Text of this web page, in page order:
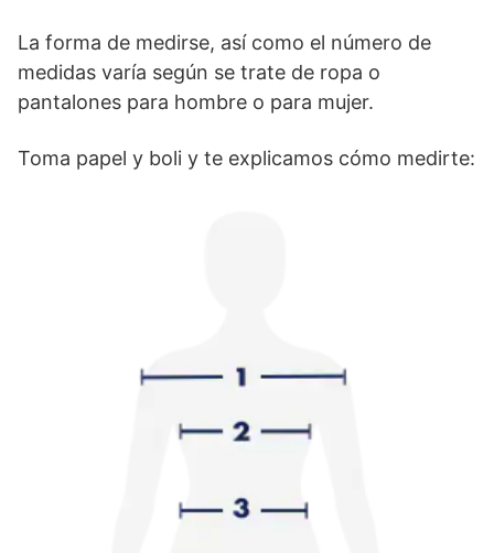
La forma de medirse, así como el número de
medidas varía según se trate de ropa o
pantalones para hombre o para mujer.
Toma papel y boli y te explicamos cómo medirte: